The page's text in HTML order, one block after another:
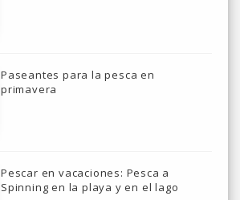
Paseantes para la pesca en
primavera
Pescar en vacaciones: Pesca a
Spinning en la playa y en el lago